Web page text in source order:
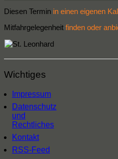
Diesen Termin in einen eigenen
Mitfahrgelegenheit finden oder
Wichtiges
Impressum
Datenschutz
und
Rechtliches
Kontakt
RSS-Feed